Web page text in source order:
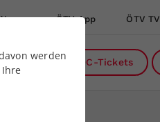
News ÖTV App ÖTV TV
DC-Tickets
werden